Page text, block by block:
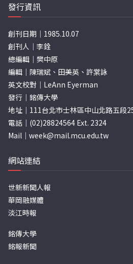
發行資訊
創刊日期｜1985.10.07
創刊人｜李銓
總編輯｜樊中原
編輯｜陳瑞斌、田美英、許棠詠
英文校對｜LeAnn Eyerman
發行｜銘傳大學
地址｜111台北市士林區中山北路五段
電話｜(02)28824564 Ext. 2324
Mail｜ week@mail.mcu.edu.tw
網站連結
世新新聞人報
華岡融媒體
淡江時報
銘傳大學
銘報新聞